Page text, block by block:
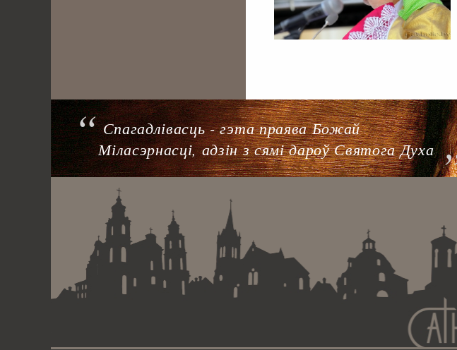
Спагадлівасць - гэта праява Божай
Міласэрнасці, адзін з сямі дароў Святога Духа